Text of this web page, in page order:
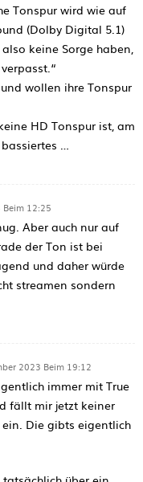
Tonspur wird wie auf
(Dolby Digital 5.1)
keine Sorge haben,
wollen ihre Tonspur
HD Tonspur ist, am
…
12:25
Aber auch nur auf
der Ton ist bei
und daher würde
streamen sondern
2023 Beim 19:12
immer mit True
fällt mir jetzt keiner
Die gibts eigentlich